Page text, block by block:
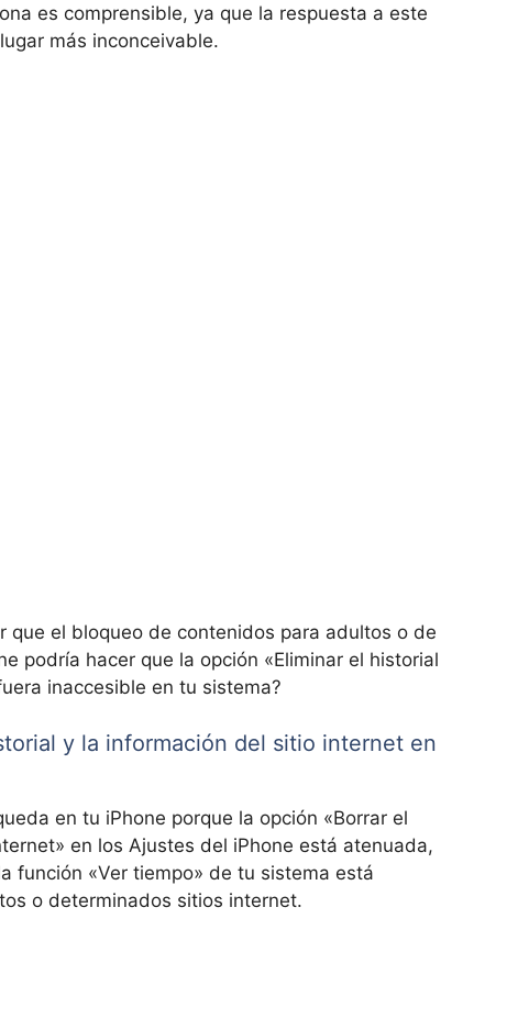
es comprensible, ya que la respuesta a este
más inconceivable.
que el bloqueo de contenidos para adultos o de
podría hacer que la opción «Eliminar el historial
inaccesible en tu sistema?
y la información del sitio internet en
en tu iPhone porque la opción «Borrar el
en los Ajustes del iPhone está atenuada,
función «Ver tiempo» de tu sistema está
o determinados sitios internet.